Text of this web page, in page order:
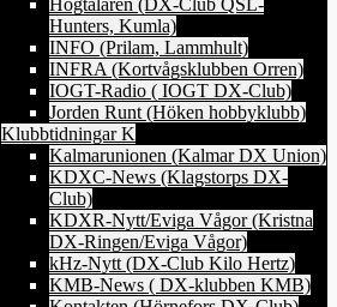
Hunters, Kumla)
INFO (Prilam, Lammhult)
INFRA (Kortvågsklubben Orren)
IOGT-Radio ( IOGT DX-Club)
Jorden Runt (Höken hobbyklubb)
Klubbtidningar K
Kalmarunionen (Kalmar DX Union)
KDXC-News (Klagstorps DX-
Club)
KDXR-Nytt/Eviga Vågor (Kristna
DX-Ringen/Eviga Vågor)
kHz-Nytt (DX-Club Kilo Hertz)
KMB-News ( DX-klubben KMB)